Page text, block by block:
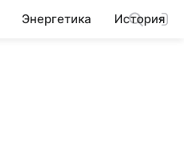
Энергетика История